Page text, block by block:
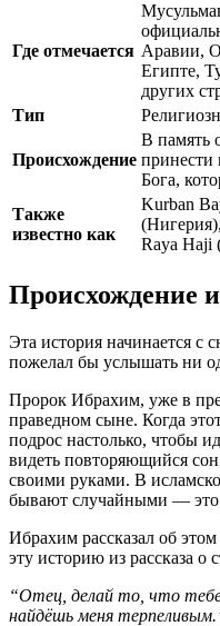
Где отмечается Аравии,
Египте,
других
Тип
Происхождение
В память
принести
Бога,
Также
известно как
Kurban
Raya Haji
Происхождение
Эта история начинается с
пожелал бы услышать ни
Пророк Ибрахим, уже в
праведном сыне. Когда
подрос настолько, чтобы
видеть повторяющийся
своими руками. В
бывают случайными — это
Ибрахим рассказал об
эту историю из рассказа о
“Отец, делай то, что
найдёшь меня